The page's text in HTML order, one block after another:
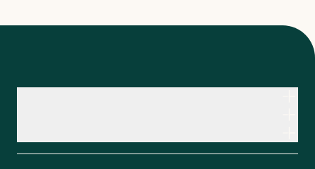
CVR: 37983446
Apopro guider